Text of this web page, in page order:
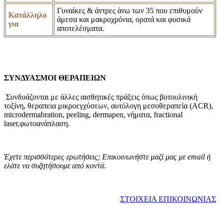
Κατάλληλο
για
Γυναίκες & άντρες άνω των 35 που επιθυμούν
άμεσα και μακροχρόνια, ορατά και φυσικά
αποτελέσματα.
ΣΥΝΔΥΑΣΜΟΙ ΘΕΡΑΠΕΙΩΝ
Συνδυάζονται με άλλες αισθητικές πράξεις όπως βοτουλινική
τοξίνη, θεραπεια μικροεγχύσεων, αυτόλογη μεσοθεραπεία (ACR),
microdermabration, peeling, dermapen, νήματα, fractional
laser,φωτοανάπλαση.
Έχετε περισσότερες ερωτήσεις; Επικοινωνήστε μαζί μας με email ή
ελάτε να συζητήσουμε από κοντά.
ΣΤΟΙΧΕΙΑ ΕΠΙΚΟΙΝΩΝΙΑΣ